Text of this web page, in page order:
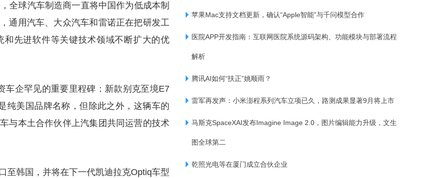
全球汽车制造商一直将中国作为低成本制
通用汽车、大众汽车和雷诺正在把研发工
先进软件等关键技术领域不断扩大的优
车企罕见的重要里程碑：新款别克至境E7
纯美国品牌名称，但除此之外，这辆车的
与本土合作伙伴上汽集团共同运营的技术
至韩国，并将在下一代凯迪拉克Optiq车型
苹果Mac支持文档更新，确认“Apple智能”与千问模型合作
医院APP开发指南：互联网医院系统源码架构、功能模块与部署流程
解析
腾讯AI如何“扶正”姚顺雨？
雷军再发声：小米澎程系列汽车立项已久，路测成果显著9月将上市
马斯克SpaceXAI发布Imagine Image 2.0，图片编辑能力升级，文生
图全球第二
乾照光电等在厦门成立合伙企业